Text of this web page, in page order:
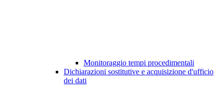
Monitoraggio tempi procedimentali
Dichiarazioni sostitutive e acquisizione d'ufficio
dei dati